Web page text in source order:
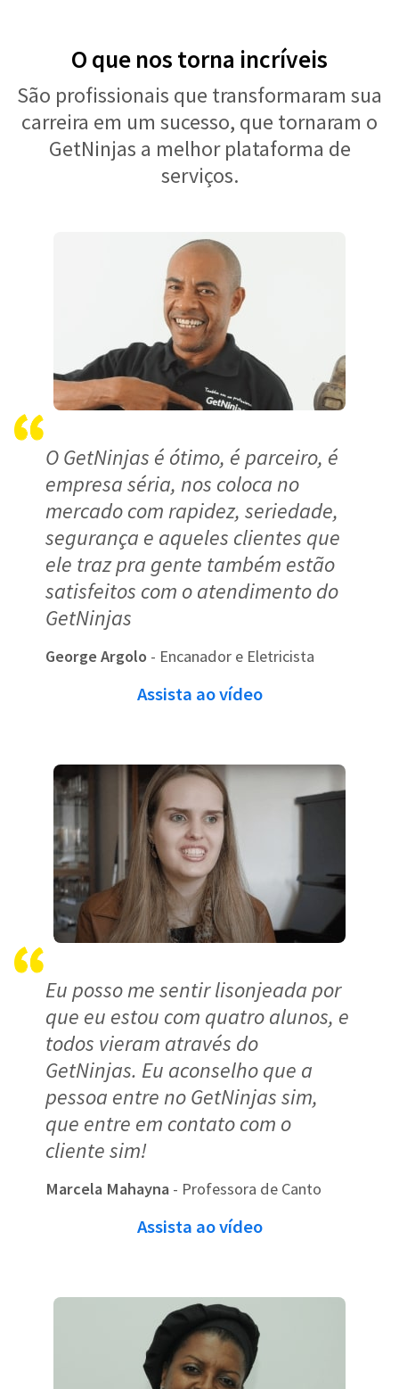
O que nos torna incríveis
São profissionais que transformaram sua
carreira em um sucesso, que tornaram o
GetNinjas a melhor plataforma de
serviços.
O GetNinjas é ótimo, é parceiro, é
empresa séria, nos coloca no
mercado com rapidez, seriedade,
segurança e aqueles clientes que
ele traz pra gente também estão
satisfeitos com o atendimento do
GetNinjas
George Argolo - Encanador e Eletricista
Assista ao vídeo
Eu posso me sentir lisonjeada por
que eu estou com quatro alunos, e
todos vieram através do
GetNinjas. Eu aconselho que a
pessoa entre no GetNinjas sim,
que entre em contato com o
cliente sim!
Marcela Mahayna - Professora de Canto
Assista ao vídeo